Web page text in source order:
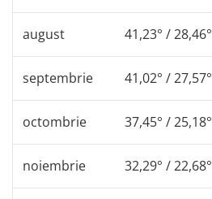
august 41,23° / 28,46°
septembrie 41,02° / 27,57°
octombrie 37,45° / 25,18°
noiembrie 32,29° / 22,68°